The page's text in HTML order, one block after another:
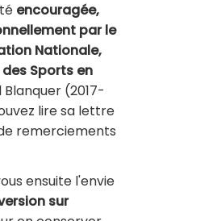
encouragée,
par le
Nationale,
Sports en
(2017-
lire sa lettre
remerciements
ensuite l'envie
sur